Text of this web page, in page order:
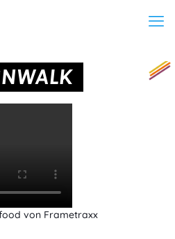
von Frametraxx